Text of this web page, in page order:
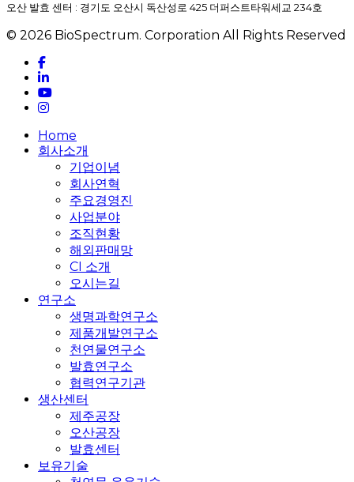
오산 발효 센터 : 경기도 오산시 독산성로 425 더퍼스트타워세교 234호
© 2026 BioSpectrum. Corporation All Rights Reserved
facebook
linkedin
youtube
instagram
Close
Menu
Home
회사소개
기업이념
회사연혁
주요경영진
사업분야
조직현황
해외판매망
CI 소개
오시는길
연구소
생명과학연구소
제품개발연구소
천연물연구소
발효연구소
협력연구기관
생산센터
제주공장
오산공장
발효센터
보유기술